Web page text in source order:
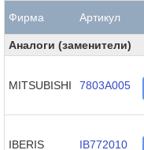
Фирма Артикул
Аналоги (заменители)
MITSUBISHI 7803A005
IBERIS IB772010